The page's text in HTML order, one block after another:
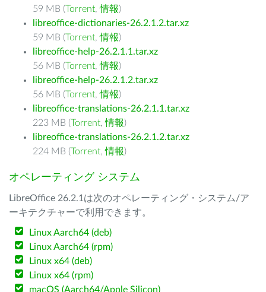
59 MB (Torrent,情報)
libreoffice-dictionaries-26.2.1.2.tar.xz
59 MB (Torrent,情報)
libreoffice-help-26.2.1.1.tar.xz
56 MB (Torrent,情報)
libreoffice-help-26.2.1.2.tar.xz
56 MB (Torrent,情報)
libreoffice-translations-26.2.1.1.tar.xz
223 MB (Torrent,情報)
libreoffice-translations-26.2.1.2.tar.xz
224 MB (Torrent,情報)
オペレーティング システム
LibreOffice 26.2.1は次のオペレーティング・システム/ア
ーキテクチャーで利用できます。
Linux Aarch64 (deb)
Linux Aarch64 (rpm)
Linux x64 (deb)
Linux x64 (rpm)
macOS (Aarch64/Apple Silicon)